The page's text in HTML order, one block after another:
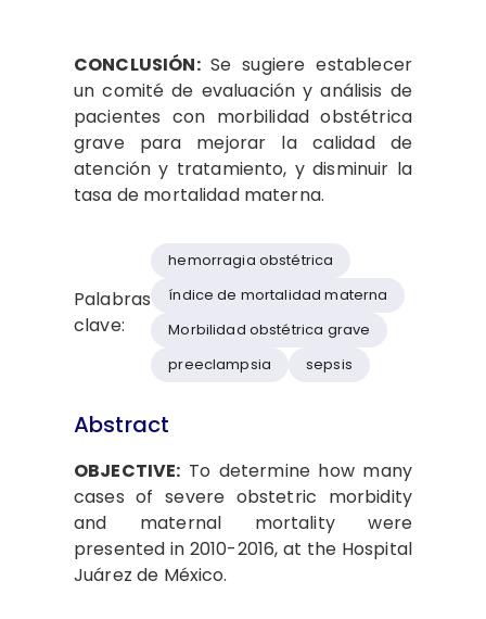
CONCLUSIÓN: Se sugiere establecer
un comité de evaluación y análisis de
pacientes con morbilidad obstétrica
grave para mejorar la calidad de
atención y tratamiento, y disminuir la
tasa de mortalidad materna.
Palabras
clave:
hemorragia obstétrica
índice de mortalidad materna
Morbilidad obstétrica grave
preeclampsia
sepsis
Abstract
OBJECTIVE: To determine how many
cases of severe obstetric morbidity
and maternal mortality were
presented in 2010-2016, at the Hospital
Juárez de México.